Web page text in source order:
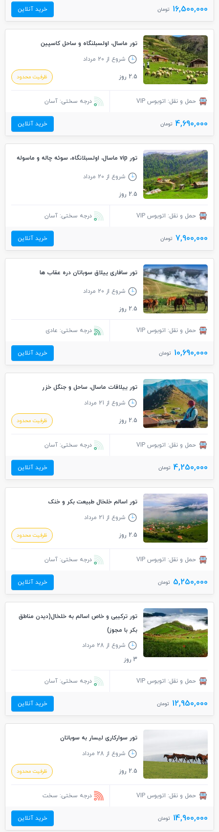
16,500,000 تومان خرید آنلاین
تور ماسال، اولسبلنگاه و ساحل کاسپین
شروع از 20 مرداد
2.5 روز ظرفیت محدود
حمل و نقل: اتوبوس VIP درجه سختی: آسان
4,690,000 تومان خرید آنلاین
تور vip ماسال، اولسبلانگاه، سوئه چاله و ماسوله
شروع از 20 مرداد
2.5 روز
حمل و نقل: اتوبوس VIP درجه سختی: آسان
7,900,000 تومان خرید آنلاین
تور سافاری ییلاق سوباتان دره عقاب ها
شروع از 20 مرداد
2.5 روز
حمل و نقل: اتوبوس VIP درجه سختی: عادی
10,690,000 تومان خرید آنلاین
تور ییلاقات ماسال، ساحل و جنگل خزر
شروع از 21 مرداد
2.5 روز ظرفیت محدود
حمل و نقل: اتوبوس VIP درجه سختی: آسان
4,250,000 تومان خرید آنلاین
تور اسالم خلخال طبیعت بکر و خنک
شروع از 21 مرداد
2.5 روز ظرفیت محدود
حمل و نقل: اتوبوس VIP درجه سختی: آسان
5,250,000 تومان خرید آنلاین
تور ترکیبی و خاص اسالم به خلخال(دیدن مناطق
بکر با مجوز)
شروع از 28 مرداد
3 روز
حمل و نقل: اتوبوس VIP درجه سختی: آسان
12,950,000 تومان خرید آنلاین
تور سوارکاری لیسار به سوباتان
شروع از 28 مرداد
2.5 روز ظرفیت محدود
حمل و نقل: اتوبوس VIP درجه سختی: سخت
14,900,000 تومان خرید آنلاین